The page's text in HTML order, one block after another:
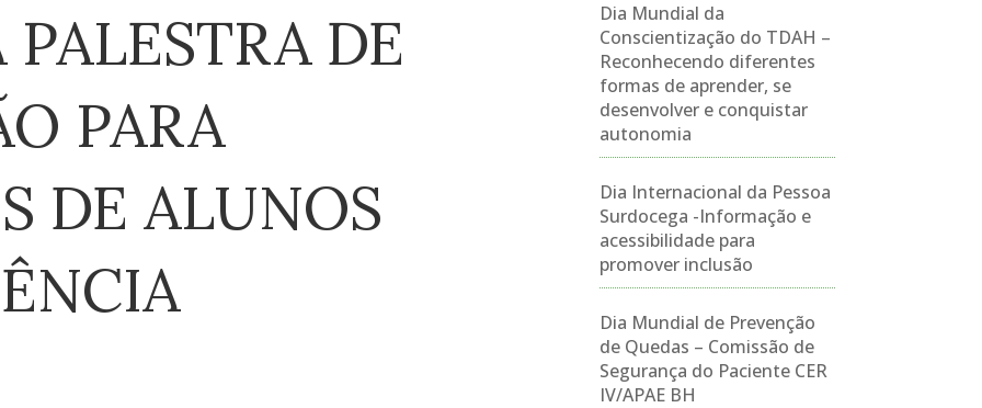
DE
PARA
DE ALUNOS
Dia Mundial da
Conscientização do TDAH –
Reconhecendo diferentes
formas de aprender, se
desenvolver e conquistar
autonomia
Dia Internacional da Pessoa
Surdocega -Informação e
acessibilidade para
promover inclusão
Dia Mundial de Prevenção
de Quedas – Comissão de
Segurança do Paciente CER
IV/APAE BH